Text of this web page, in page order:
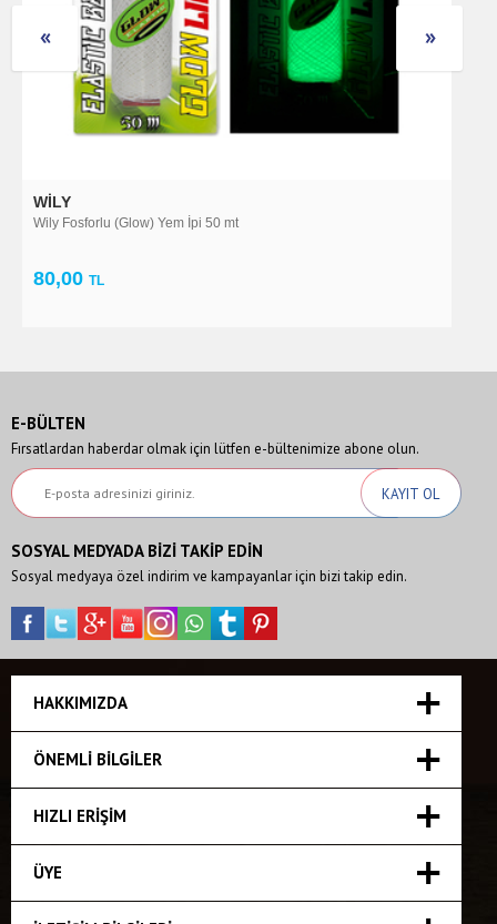
WILY
Wily Fosforlu (Glow) Yem İpi 50 mt
80,00 TL
E-BÜLTEN
Fırsatlardan haberdar olmak için lütfen e-bültenimize abone olun.
SOSYAL MEDYADA BİZİ TAKİP EDİN
Sosyal medyaya özel indirim ve kampayanlar için bizi takip edin.
HAKKIMIZDA
ÖNEMLI BILGILER
HIZLI ERIŞIM
ÜYE